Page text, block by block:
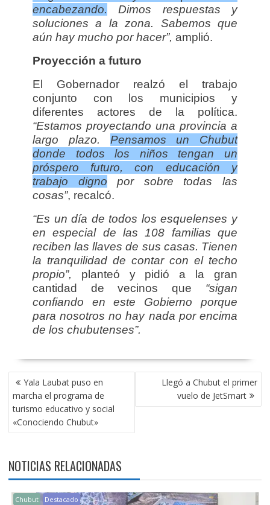
encabezando. Dimos respuestas y
soluciones a la zona. Sabemos que
aún hay mucho por hacer”, amplió.
Proyección a futuro
El Gobernador realzó el trabajo
conjunto con los municipios y
diferentes actores de la política.
“Estamos proyectando una provincia a
largo plazo. Pensamos un Chubut
donde todos los niños tengan un
próspero futuro, con educación y
trabajo digno por sobre todas las
cosas”, recalcó.
“Es un día de todos los esquelenses y
en especial de las 108 familias que
reciben las llaves de sus casas. Tienen
la tranquilidad de contar con el techo
propio”, planteó y pidió a la gran
cantidad de vecinos que “sigan
confiando en este Gobierno porque
para nosotros no hay nada por encima
de los chubutenses”.
NAVEGACIÓN
DE
ENTRADAS
Yala Laubat puso en
marcha el programa de
turismo educativo y social
«Conociendo Chubut»
Llegó a Chubut el primer
vuelo de JetSmart
NOTICIAS RELACIONADAS
Chubut Destacado